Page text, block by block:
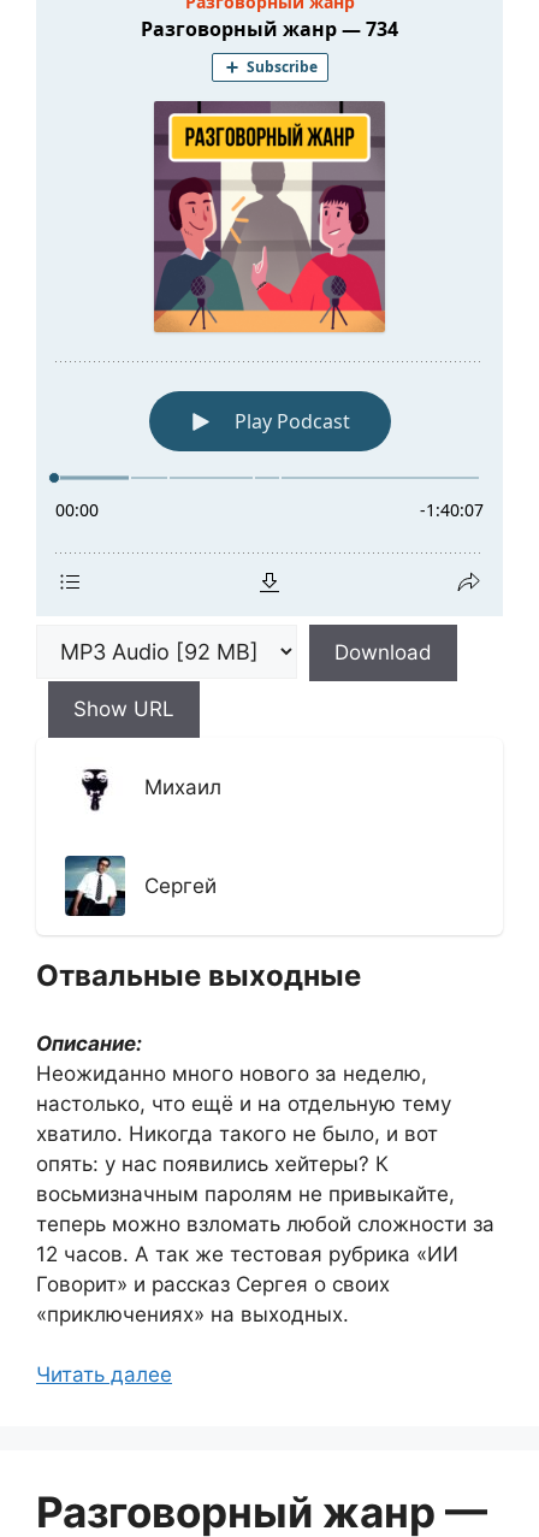
Download
Show URL
Михаил
Сергей
Отвальные выходные
Описание:
Неожиданно много нового за неделю,
настолько, что ещё и на отдельную тему
хватило. Никогда такого не было, и вот
опять: у нас появились хейтеры? К
восьмизначным паролям не привыкайте,
теперь можно взломать любой сложности за
12 часов. А так же тестовая рубрика «ИИ
Говорит» и рассказ Сергея о своих
«приключениях» на выходных.
Читать далее
Разговорный жанр —